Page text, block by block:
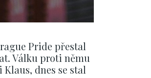
Pride přestal
Válku proti němu
Klaus, dnes se stal